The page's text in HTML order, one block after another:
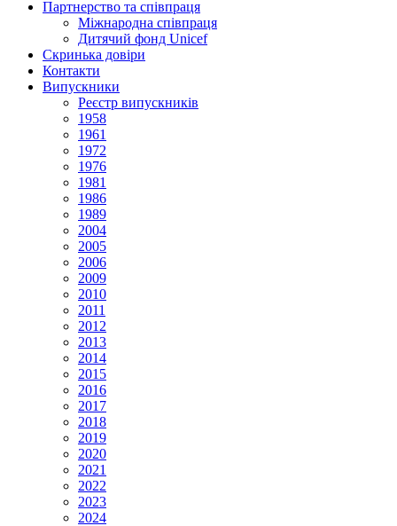
Партнерство та співпраця
Міжнародна співпраця
Дитячий фонд Unicef
Скринька довіри
Контакти
Випускники
Реєстр випускників
1958
1961
1972
1976
1981
1986
1989
2004
2005
2006
2009
2010
2011
2012
2013
2014
2015
2016
2017
2018
2019
2020
2021
2022
2023
2024